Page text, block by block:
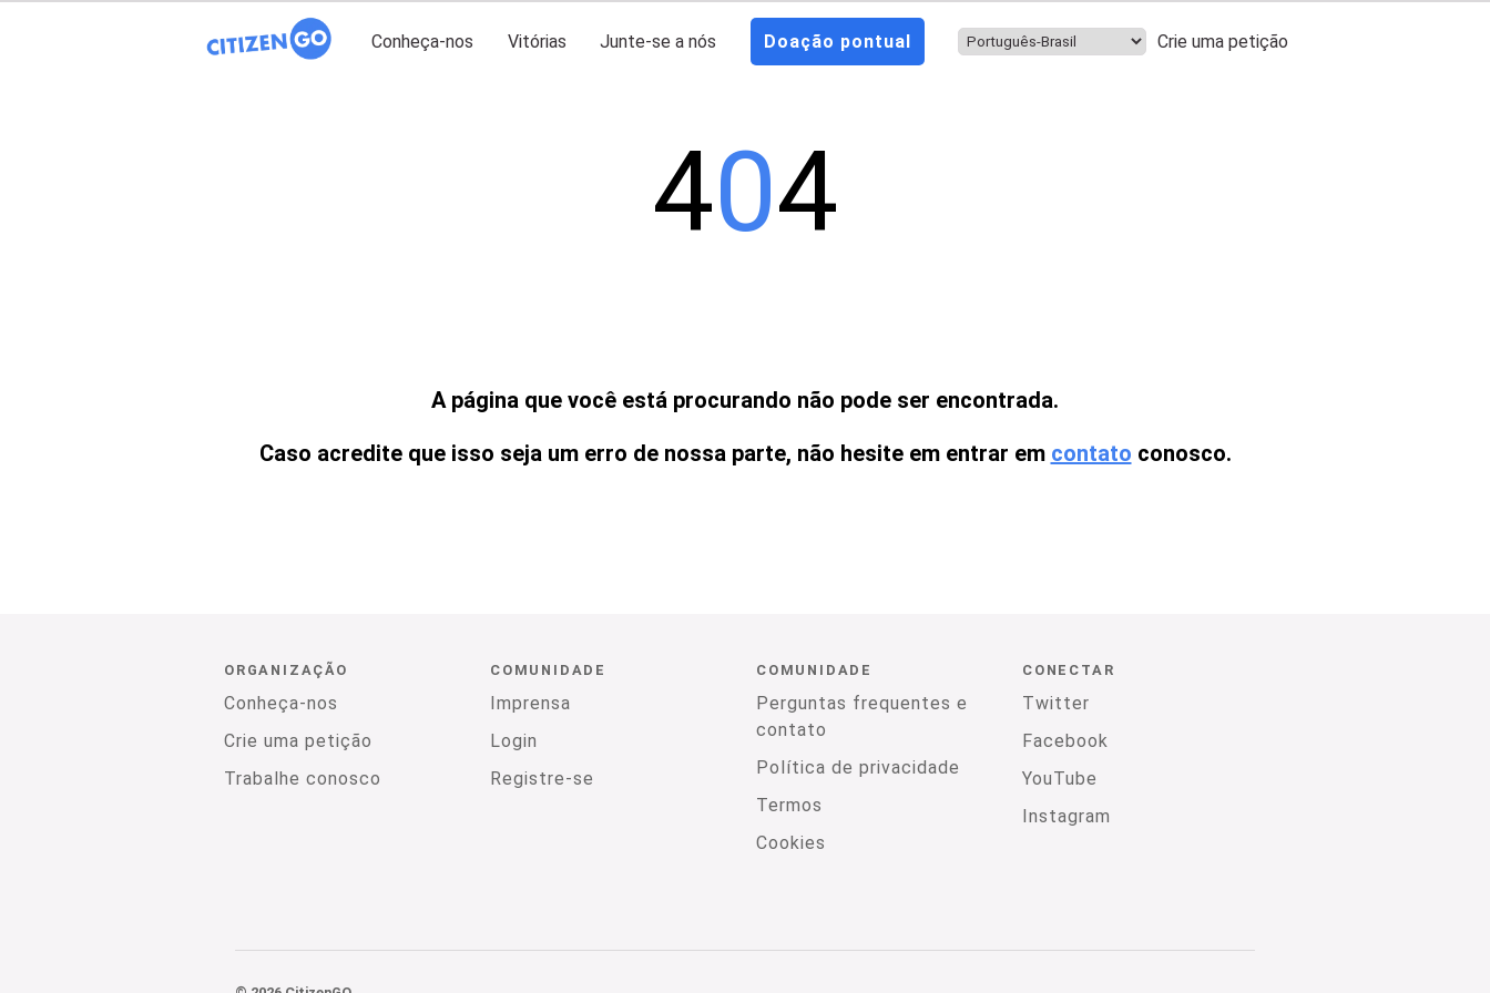
Conheça-nos Vitórias Junte-se a nós Doação pontual Crie uma petição
404
A página que você está procurando não pode ser encontrada.
Caso acredite que isso seja um erro de nossa parte, não hesite em entrar em contato conosco.
ORGANIZAÇÃO
Conheça-nos
Crie uma petição
Trabalhe conosco
COMUNIDADE
Imprensa
Login
Registre-se
COMUNIDADE
Perguntas frequentes e
contato
Política de privacidade
Termos
Cookies
CONECTAR
Twitter
Facebook
YouTube
Instagram